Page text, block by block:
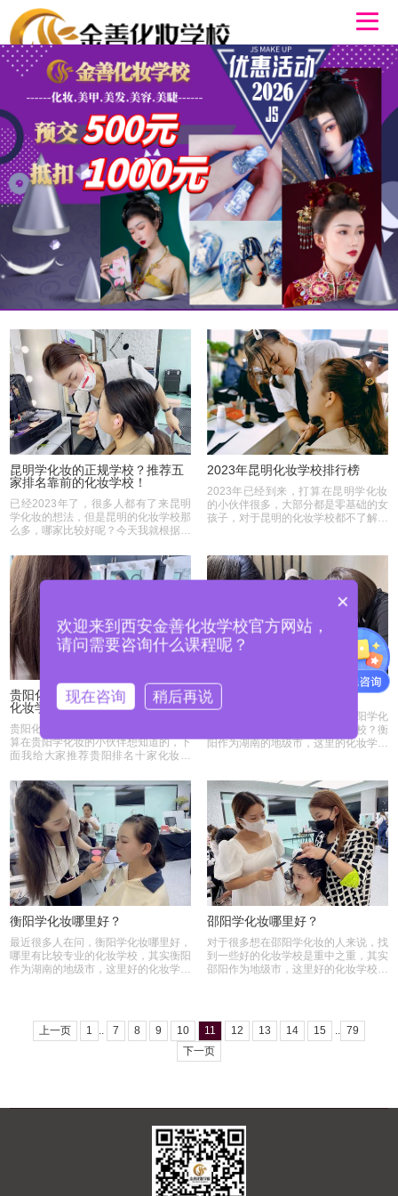
昆明学化妆的正规学校？推荐五
家排名靠前的化妆学校！
已经2023年了，很多人都有了来昆明
学化妆的想法，但是昆明的化妆学校那
么多，哪家比较好呢？今天我就根据昆
2023年昆明化妆学校排行榜
2023年已经到来，打算在昆明学化妆
的小伙伴很多，大部分都是零基础的女
孩子，对于昆明的化妆学校都不了解，
贵阳化妆学校有哪些？贵阳十大
化妆学校排行榜！
贵阳化妆学校有哪些？我想这是很多打
算在贵阳学化妆的小伙伴想知道的，下
面我给大家推荐贵阳排名十家化妆学
衡阳学化妆哪里好一些？
最近很多衡阳的小伙伴在问，衡阳学化
妆哪里好，有没有靠谱的化妆学校？衡
阳作为湖南的地级市，这里的化妆学校
衡阳学化妆哪里好？
最近很多人在问，衡阳学化妆哪里好，
哪里有比较专业的化妆学校，其实衡阳
作为湖南的地级市，这里好的化妆学校
邵阳学化妆哪里好？
对于很多想在邵阳学化妆的人来说，找
到一些好的化妆学校是重中之重，其实
邵阳作为地级市，这里好的化妆学校很
上一页 1 .. 7 8 9 10 11 12 13 14 15 .. 79
下一页
×
欢迎来到西安金善化妆学校官方网站，
请问需要咨询什么课程呢？
现在咨询 稍后再说